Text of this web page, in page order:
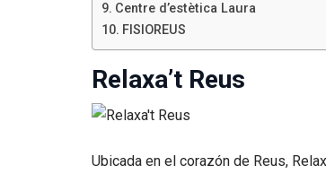
Centre d’estètica Laura
FISIOREUS
Relaxa’t Reus
Ubicada en el corazón de Reus,